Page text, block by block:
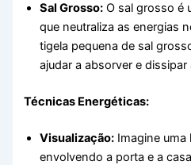
Sal Grosso: O sal grosso é
que neutraliza as energias
tigela pequena de sal
ajudar a absorver e
Técnicas Energéticas:
Visualização: Imagine
envolvendo a porta e a